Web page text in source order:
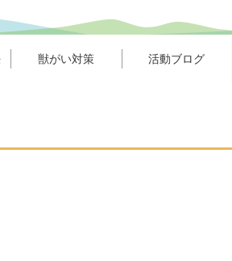
獣がい対策 活動ブログ